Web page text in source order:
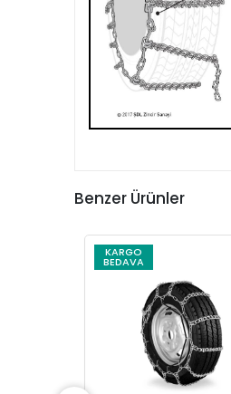
Benzer Ürünler
KARGO
BEDAVA